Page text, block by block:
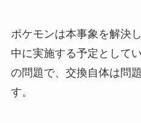
ポケモンは本事象を解決
中に実施する予定として
の問題で、交換自体は問
す。